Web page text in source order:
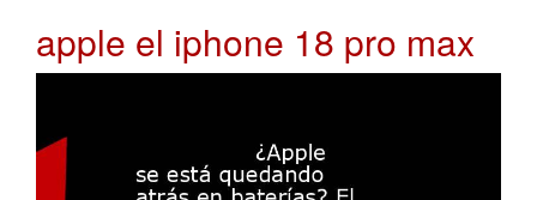
apple el iphone 18 pro max